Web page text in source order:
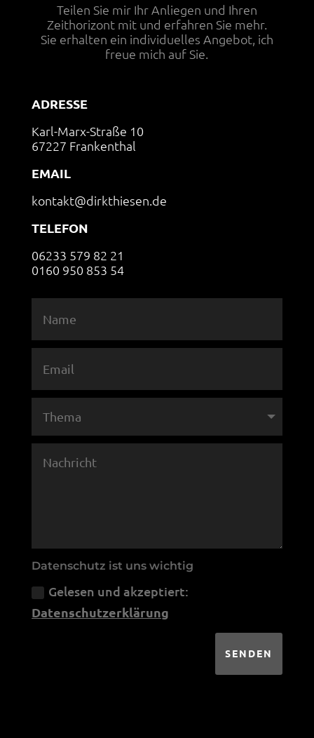
Teilen Sie mir Ihr Anliegen und Ihren
Zeithorizont mit und erfahren Sie mehr.
Sie erhalten ein individuelles Angebot, ich
freue mich auf Sie.
ADRESSE
Karl-Marx-Straße 10
67227 Frankenthal
EMAIL
kontakt@dirkthiesen.de
TELEFON
06233 579 82 21
0160 950 853 54
Datenschutz ist uns wichtig
Gelesen und akzeptiert:
Datenschutzerklärung
SENDEN